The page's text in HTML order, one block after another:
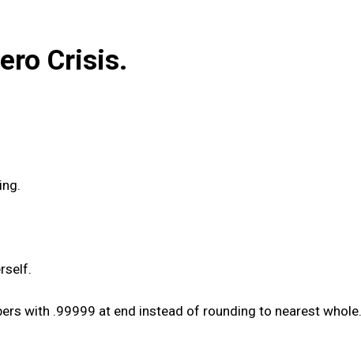
Crisis.
with .99999 at end instead of rounding to nearest whole.